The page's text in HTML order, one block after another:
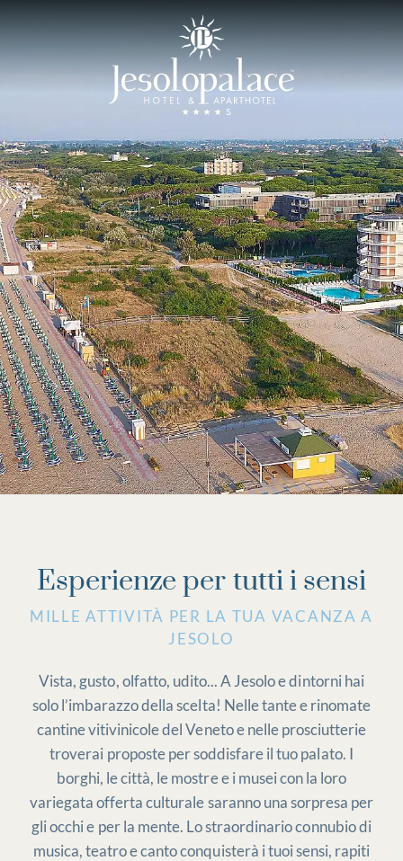
Esperienze per tutti i sensi
MILLE ATTIVITÀ PER LA TUA VACANZA A
JESOLO
Vista, gusto, olfatto, udito... A Jesolo e dintorni hai
solo l’imbarazzo della scelta! Nelle tante e rinomate
cantine vitivinicole del Veneto e nelle prosciutterie
troverai proposte per soddisfare il tuo palato. I
borghi, le città, le mostre e i musei con la loro
variegata offerta culturale saranno una sorpresa per
gli occhi e per la mente. Lo straordinario connubio di
musica, teatro e canto conquisterà i tuoi sensi, rapiti